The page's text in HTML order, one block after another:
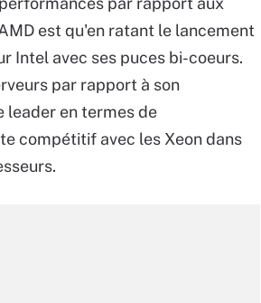
est qu'en ratant le lancement
Intel avec ses puces bi-coeurs.
par rapport à son
leader en termes de
compétitif avec les Xeon dans